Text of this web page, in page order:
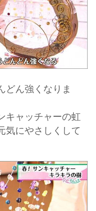
どん強くなりま
キャッチャーの虹
気にやさしくして